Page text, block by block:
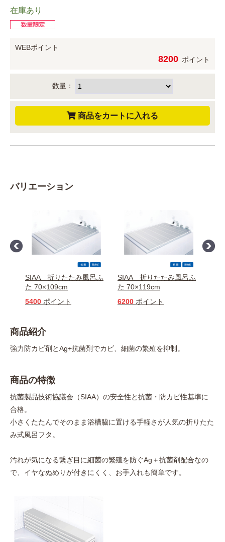
在庫あり
WEBポイント
8200 ポイント
数量：
バリエーション
SIAA 折りたたみ風呂ふ
た 70×109cm
5400 ポイント
SIAA 折りたたみ風呂ふ
た 70×119cm
6200 ポイント
商品紹介
強力防カビ剤とAg+抗菌剤でカビ、細菌の繁殖を抑制。
商品の特徴
抗菌製品技術協議会（SIAA）の安全性と抗菌・防カビ性基準に
合格。
小さくたたんでそのまま浴槽脇に置ける手軽さが人気の折りたた
み式風呂フタ。
汚れが気になる繋ぎ目に細菌の繁殖を防ぐAg＋抗菌剤配合なの
で、イヤなぬめりが付きにくく、お手入れも簡単です。